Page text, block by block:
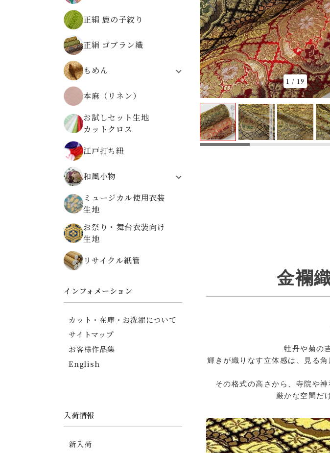
1 / 19
金襴
牡丹や菊の
輝きが織りなす立体感は、見る
その格式の高さから、寺院や
厳かな空間だ
レーヨンちりめん
ポリエステルちりめん
正絹ちりめん
無地ちりめんから選ぶ
柄物ちりめんから選ぶ
正絹 鹿の子絞り
正絹 ゴブラン織
もめん
モーリークロス
伝統柄
動物柄
レトロ文様
高島ちぢみ
本麻（リネン）
お試しセット生地
カットクロス
江戸打ち紐
和風小物
システム手帳
折り布
数珠袋
金襴ケース・大
金襴小物ケース
金襴がまぐち
ちりめん碁石がまぐち
御朱印帳
友禅ちりめんポーチ
印傳調ポーチ
印傳調カードケース
信玄袋
ミュージカル使用衣装
生地
お祭り・舞台衣装向け
生地
リサイクル紙管
インフォメーション
カット・在庫・お洗濯について
サイトマップ
お客様作品集
English
入荷情報
新入荷